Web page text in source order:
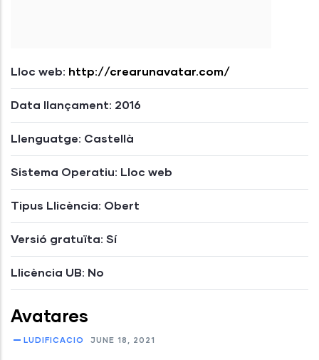
Lloc web: http://crearunavatar.com/
Data llançament: 2016
Llenguatge: Castellà
Sistema Operatiu: Lloc web
Tipus Llicència: Obert
Versió gratuïta: Sí
Llicència UB: No
Avatares
LUDIFICACIO JUNE 18, 2021